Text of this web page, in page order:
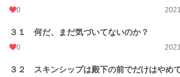
0
３１ 何だ、まだ気づいてないのか？
0
３２ スキンシップは殿下の前でだけはやめ